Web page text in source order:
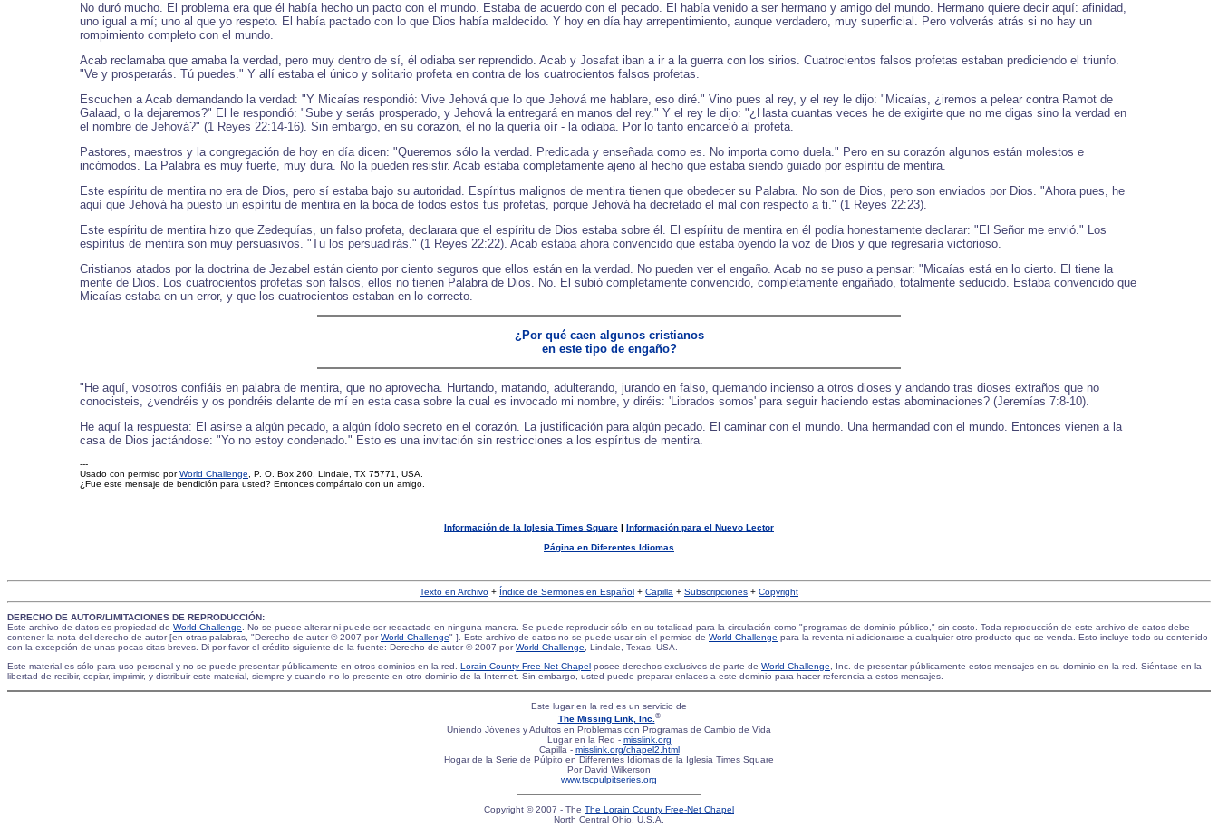
No duró mucho. El problema era que él había hecho un pacto con el mundo. Estaba de acuerdo con el pecado. El había venido a ser hermano y amigo del mundo. Hermano quiere decir aquí: afinidad,
uno igual a mí; uno al que yo respeto. El había pactado con lo que Dios había maldecido. Y hoy en día hay arrepentimiento, aunque verdadero, muy superficial. Pero volverás atrás si no hay un
rompimiento completo con el mundo.
Acab reclamaba que amaba la verdad, pero muy dentro de sí, él odiaba ser reprendido. Acab y Josafat iban a ir a la guerra con los sirios. Cuatrocientos falsos profetas estaban prediciendo el triunfo.
"Ve y prosperarás. Tú puedes." Y allí estaba el único y solitario profeta en contra de los cuatrocientos falsos profetas.
Escuchen a Acab demandando la verdad: "Y Micaías respondió: Vive Jehová que lo que Jehová me hablare, eso diré." Vino pues al rey, y el rey le dijo: "Micaías, ¿iremos a pelear contra Ramot de
Galaad, o la dejaremos?" El le respondió: "Sube y serás prosperado, y Jehová la entregará en manos del rey." Y el rey le dijo: "¿Hasta cuantas veces he de exigirte que no me digas sino la verdad en
el nombre de Jehová?" (1 Reyes 22:14-16). Sin embargo, en su corazón, él no la quería oír - la odiaba. Por lo tanto encarceló al profeta.
Pastores, maestros y la congregación de hoy en día dicen: "Queremos sólo la verdad. Predicada y enseñada como es. No importa como duela." Pero en su corazón algunos están molestos e
incómodos. La Palabra es muy fuerte, muy dura. No la pueden resistir. Acab estaba completamente ajeno al hecho que estaba siendo guiado por espíritu de mentira.
Este espíritu de mentira no era de Dios, pero sí estaba bajo su autoridad. Espíritus malignos de mentira tienen que obedecer su Palabra. No son de Dios, pero son enviados por Dios. "Ahora pues, he
aquí que Jehová ha puesto un espíritu de mentira en la boca de todos estos tus profetas, porque Jehová ha decretado el mal con respecto a ti." (1 Reyes 22:23).
Este espíritu de mentira hizo que Zedequías, un falso profeta, declarara que el espíritu de Dios estaba sobre él. El espíritu de mentira en él podía honestamente declarar: "El Señor me envió." Los
espíritus de mentira son muy persuasivos. "Tu los persuadirás." (1 Reyes 22:22). Acab estaba ahora convencido que estaba oyendo la voz de Dios y que regresaría victorioso.
Cristianos atados por la doctrina de Jezabel están ciento por ciento seguros que ellos están en la verdad. No pueden ver el engaño. Acab no se puso a pensar: "Micaías está en lo cierto. El tiene la
mente de Dios. Los cuatrocientos profetas son falsos, ellos no tienen Palabra de Dios. No. El subió completamente convencido, completamente engañado, totalmente seducido. Estaba convencido que
Micaías estaba en un error, y que los cuatrocientos estaban en lo correcto.
¿Por qué caen algunos cristianos
en este tipo de engaño?
"He aquí, vosotros confiáis en palabra de mentira, que no aprovecha. Hurtando, matando, adulterando, jurando en falso, quemando incienso a otros dioses y andando tras dioses extraños que no
conocisteis, ¿vendréis y os pondréis delante de mí en esta casa sobre la cual es invocado mi nombre, y diréis: 'Librados somos' para seguir haciendo estas abominaciones? (Jeremías 7:8-10).
He aquí la respuesta: El asirse a algún pecado, a algún ídolo secreto en el corazón. La justificación para algún pecado. El caminar con el mundo. Una hermandad con el mundo. Entonces vienen a la
casa de Dios jactándose: "Yo no estoy condenado." Esto es una invitación sin restricciones a los espíritus de mentira.
---
Usado con permiso porWorld Challenge, P. O. Box 260, Lindale, TX 75771, USA.
¿Fue este mensaje de bendición para usted? Entonces compártalo con un amigo.
Información de la Iglesia Times Square
Información para el Nuevo Lector
Página en Diferentes Idiomas
Texto en Archivo + Índice de Sermones en Español + Capilla + Subscripciones + Copyright
DERECHO DE AUTOR/LIMITACIONES DE REPRODUCCIÓN:
Este archivo de datos es propiedad de World Challenge. No se puede alterar ni puede ser redactado en ninguna manera. Se puede reproducir sólo en su totalidad para la circulación como "programas de dominio público," sin costo. Toda reproducción de este archivo de datos debe
contener la nota del derecho de autor [en otras palabras, "Derecho de autor © 2007 porWorld Challenge" ]. Este archivo de datos no se puede usar sin el permiso de World Challenge para la reventa ni adicionarse a cualquier otro producto que se venda. Esto incluye todo su contenido
con la excepción de unas pocas citas breves. Di por favor el crédito siguiente de la fuente: Derecho de autor © 2007 porWorld Challenge, Lindale, Texas, USA.
Este material es sólo para uso personal y no se puede presentar públicamente en otros dominios en la red. Lorain County Free-Net Chapel posee derechos exclusivos de parte de World Challenge, Inc. de presentar públicamente estos mensajes en su dominio en la red. Siéntase en la
libertad de recibir, copiar, imprimir, y distribuir este material, siempre y cuando no lo presente en otro dominio de la Internet. Sin embargo, usted puede preparar enlaces a este dominio para hacer referencia a estos mensajes.
Este lugar en la red es un servicio de
The Missing Link, Inc.®
Uniendo Jóvenes y Adultos en Problemas con Programas de Cambio de Vida
Lugar en la Red - misslink.org
Capilla - misslink.org/chapel2.html
Hogar de la Serie de Púlpito en Differentes Idiomas de la Iglesia Times Square
Por David Wilkerson
www.tscpulpitseries.org
Copyright © 2007 - The The Lorain County Free-Net Chapel
North Central Ohio, U.S.A.